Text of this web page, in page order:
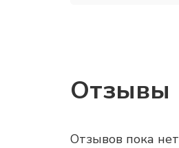
Отзывы
Отзывов пока нет